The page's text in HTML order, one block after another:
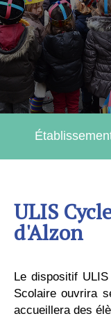
ULIS
d'Alzon
Le dispositif
Scolaire ouvrira
accueillera des